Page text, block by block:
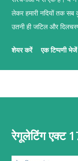
लेकर हमारी नदियों तक
उतनी ही जटिल और
जन्म कैसे होता है।" पर्वतों के
कारण ज़मीन का हिस्सा या
शेयर करें एक टिप्पणी भेजें
रेगूलेटिंग एक्ट